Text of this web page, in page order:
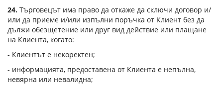
24. Търговецът има право да откаже да сключи договор и/
или да приеме и/или изпълни поръчка от Клиент без да
дължи обезщетение или друг вид действие или плащане
на Клиента, когато:
- Клиентът е некоректен;
- информацията, предоставена от Клиента е непълна,
невярна или невалидна;